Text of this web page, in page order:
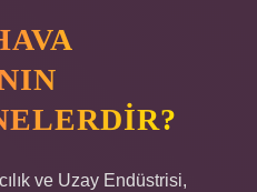
ve Uzay Endüstrisi,